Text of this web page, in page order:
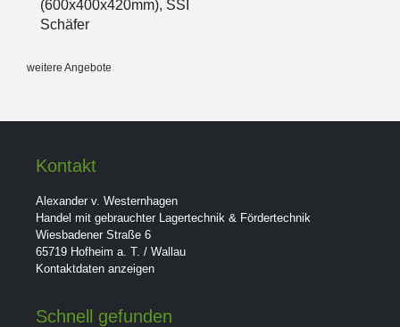
(600x400x420mm), SSI
Schäfer
weitere Angebote
Kontakt
Alexander v. Westernhagen
Handel mit gebrauchter Lagertechnik & Fördertechnik
Wiesbadener Straße 6
65719 Hofheim a. T. / Wallau
Kontaktdaten anzeigen
Schnell gefunden